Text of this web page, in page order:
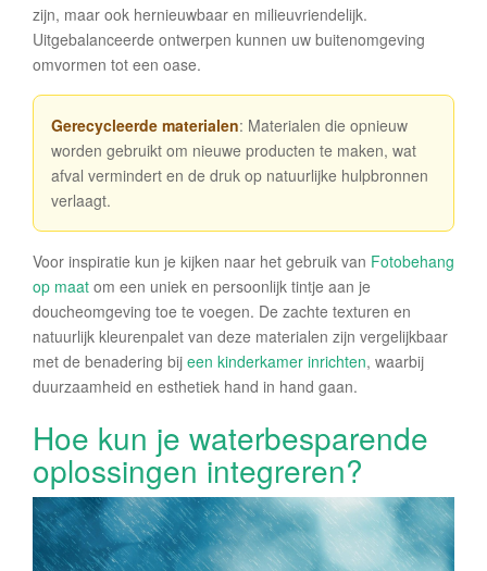
zijn, maar ook hernieuwbaar en milieuvriendelijk.
Uitgebalanceerde ontwerpen kunnen uw buitenomgeving
omvormen tot een oase.
Gerecycleerde materialen: Materialen die opnieuw
worden gebruikt om nieuwe producten te maken, wat
afval vermindert en de druk op natuurlijke hulpbronnen
verlaagt.
Voor inspiratie kun je kijken naar het gebruik van Fotobehang
op maat om een uniek en persoonlijk tintje aan je
doucheomgeving toe te voegen. De zachte texturen en
natuurlijk kleurenpalet van deze materialen zijn vergelijkbaar
met de benadering bij een kinderkamer inrichten, waarbij
duurzaamheid en esthetiek hand in hand gaan.
Hoe kun je waterbesparende
oplossingen integreren?